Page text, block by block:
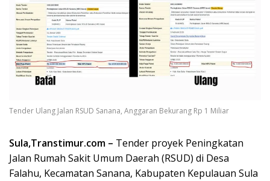
Tender Ulang Jalan RSUD Sanana, Anggaran Bekurang Rp 1 Miliar
Sula,Transtimur.com – Tender proyek Peningkatan
Jalan Rumah Sakit Umum Daerah (RSUD) di Desa
Falahu, Kecamatan Sanana, Kabupaten Kepulauan Sula